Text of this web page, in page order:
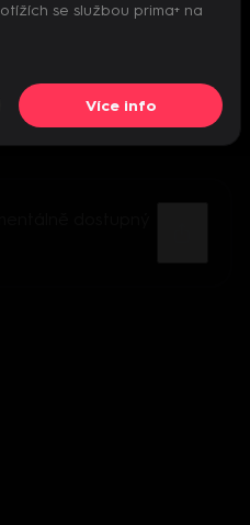
přehrávač
se službou prima+ na
Více info